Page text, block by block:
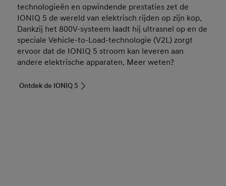
technologieën en opwindende prestaties zet de
IONIQ 5 de wereld van elektrisch rijden op zijn kop.
Dankzij het 800V-systeem laadt hij ultrasnel op en de
speciale Vehicle-to-Load-technologie (V2L) zorgt
ervoor dat de IONIQ 5 stroom kan leveren aan
andere elektrische apparaten. Meer weten?
Ontdek de IONIQ 5